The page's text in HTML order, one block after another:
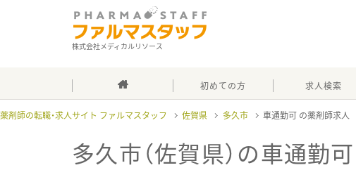
株式会社メディカルリソース
初めての方 求人検索
薬剤師の転職・求人サイト ファルマスタッフ 佐賀県 多久市 車通勤可
多久市（佐賀県）の車通勤可